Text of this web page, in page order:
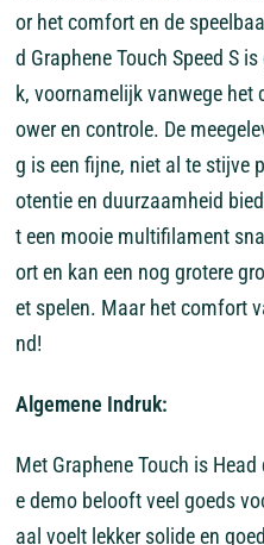
or het comfort en de
d Graphene Touch Speed S is
k, voornamelijk vanwege het
ower en controle. De
g is een fijne, niet al te stijve
otentie en duurzaamheid
t een mooie multifilament
ort en kan een nog grotere
et spelen. Maar het comfort
nd!
Algemene Indruk:
Met Graphene Touch is Head
e demo belooft veel goeds
aal voelt lekker solide en goed